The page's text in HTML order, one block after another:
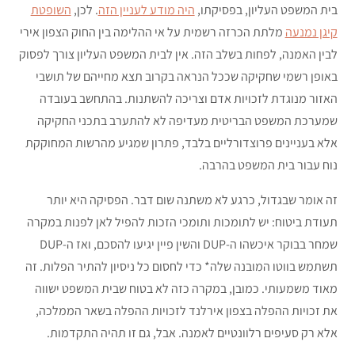
בית המשפט העליון, בפסיקתו, היה מודע לעניין הזה. לכן, השופטת
קיגן נמנעה מלתת הכרזה רשמית על אי ההלימה בין החוק הצפון אירי
לבין האמנה, לפחות בשלב הזה. אין לבית המשפט העליון צורך לפסוק
באופן רשמי שחקיקה שככל הנראה בקרוב תצא מחייהם של תושבי
האזור מנוגדת לזכויות אדם וצריכה להשתנות. בהתחשב בעובדה
שמערכת המשפט הבריטית מעדיפה לא להתערב בתכני החקיקה
אלא בעניינים פרוצדורליים בלבד, פתרון שמגיע מהרשות המחוקקת
נוח עבור בית המשפט בהרבה.
זה אומר שבגדול, כרגע לא משתנה שום דבר. הפסיקה היא יותר
תעודת ביטוח: יש לתומכות ותומכי הזכות להפיל לאן לפנות במקרה
שמחר בבוקר איכשהו ה-DUP והשין פיין יגיעו להסכם, ואז ה-DUP
תשתמש בווטו המובנה שלה* כדי לחסום כל ניסיון להתיר הפלות. זה
מאוד משמעותי. כמובן, במקרה כזה לא בטוח שבית המשפט ישווה
את זכויות ההפלה בצפון אירלנד לזכויות ההפלה בשאר הממלכה,
אלא רק סעיפים רלוונטיים לאמנה. אבל, גם זו תהיה התקדמות.